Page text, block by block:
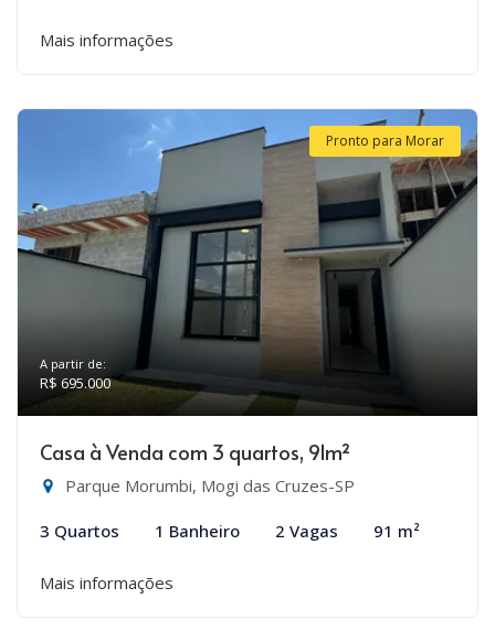
Mais informações
Pronto para Morar
A partir de:
R$ 695.000
Casa à Venda com 3 quartos, 91m²
Parque Morumbi, Mogi das Cruzes-SP
3 Quartos 1 Banheiro 2 Vagas 91 m²
Mais informações